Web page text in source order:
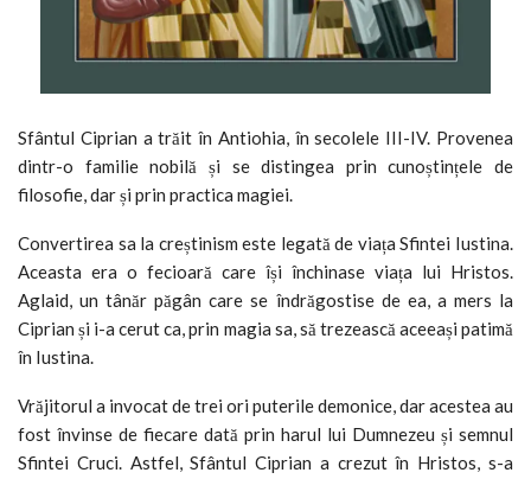
Sfântul Ciprian a trăit în Antiohia, în secolele III-IV. Provenea
dintr-o familie nobilă și se distingea prin cunoștințele de
filosofie, dar și prin practica magiei.
Convertirea sa la creștinism este legată de viața Sfintei Iustina.
Aceasta era o fecioară care își închinase viața lui Hristos.
Aglaid, un tânăr păgân care se îndrăgostise de ea, a mers la
Ciprian și i-a cerut ca, prin magia sa, să trezească aceeași patimă
în Iustina.
Vrăjitorul a invocat de trei ori puterile demonice, dar acestea au
fost învinse de fiecare dată prin harul lui Dumnezeu și semnul
Sfintei Cruci. Astfel, Sfântul Ciprian a crezut în Hristos, s-a